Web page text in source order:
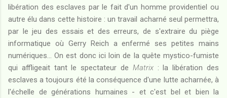
libération des esclaves par le fait d'un homme providentiel ou
autre élu dans cette histoire : un travail acharné seul permettra,
par le jeu des essais et des erreurs, de s'extraire du piège
informatique où Gerry Reich a enfermé ses petites mains
numériques... On est donc ici loin de la quête mystico-fumiste
qui affligeait tant le spectateur de Matrix: la libération des
esclaves a toujours été la conséquence d'une lutte acharnée, à
l'échelle de générations humaines - et c'est bel et bien la